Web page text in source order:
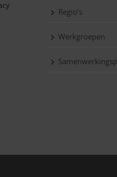
Regio’s
Werkgroepen